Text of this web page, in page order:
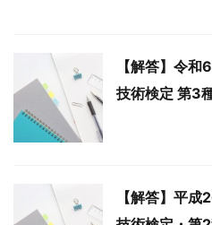
【解答】令
技術検定 第3
【解答】平